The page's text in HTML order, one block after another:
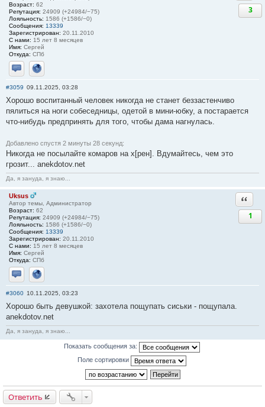
Возраст: 62
Репутация: 24909 (+24984/−75)
Лояльность: 1586 (+1586/−0)
Сообщения: 13339
Зарегистрирован: 20.11.2010
С нами: 15 лет 8 месяцев
Имя: Сергей
Откуда: СПб
Отправить личное сообщение
Сайт
3
#3059 09.11.2025, 03:28
Хорошо воспитанный человек никогда не станет беззастенчиво
пялиться на ноги собеседницы, одетой в мини-юбку, а постарается
что-нибудь предпринять для того, чтобы дама нагнулась.
Добавлено спустя 2 минуты 28 секунд:
Никогда не посылайте комаров на х[рен]. Вдумайтесь, чем это
грозит... anekdotov.net
Да, я зануда, я знаю...
Uksus
Автор темы, Администратор
Возраст: 62
Репутация: 24909 (+24984/−75)
Лояльность: 1586 (+1586/−0)
Сообщения: 13339
Зарегистрирован: 20.11.2010
С нами: 15 лет 8 месяцев
Имя: Сергей
Откуда: СПб
Отправить личное сообщение
Сайт
1
#3060 10.11.2025, 03:23
Хорошо быть девушкой: захотела пощупать сиськи - пощупала.
anekdotov.net
Да, я зануда, я знаю...
Показать сообщения за:
Поле сортировки
Ответить